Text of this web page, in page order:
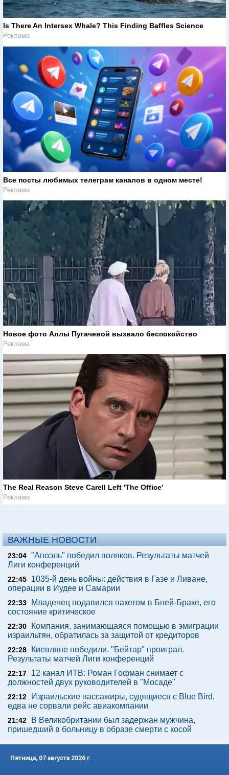
Is There An Intersex Whale? This Finding Baffles Science
Реклама
Все посты любимых телеграм каналов в одном месте!
Реклама
Новое фото Аллы Пугачевой вызвало беспокойство
Реклама
The Real Reason Steve Carell Left 'The Office'
Реклама
ВАЖНЫЕ НОВОСТИ
23:04 "Апоэль" победил поляков. Результаты матчей
Лиги конференций
22:45
1035-й день войны: действия в Газе и Ливане,
операции в Иудее и Самарии
22:33
Младенец подавился пакетом в Бней-Браке, его
состояние критическое
22:30
Компания, занимающаяся помощью в эмиграции
израильтян, обратилась за защитой от кредиторов
22:28
Киевляне победили. "Бейтар" проиграл.
Результаты матчей Лиги конференций
22:17
12 канал ИТВ: Роман Гофман снимает с
должностей двух руководителей в "Мосаде"
22:12
Израильские пассажиры, судящиеся с Blue Bird,
едва не сорвали рейс авиакомпании
21:42
В Великобритании был задержан мужчина,
пришедший в больницу в образе смерти с косой
Пятница, 07 августа 2026 г.